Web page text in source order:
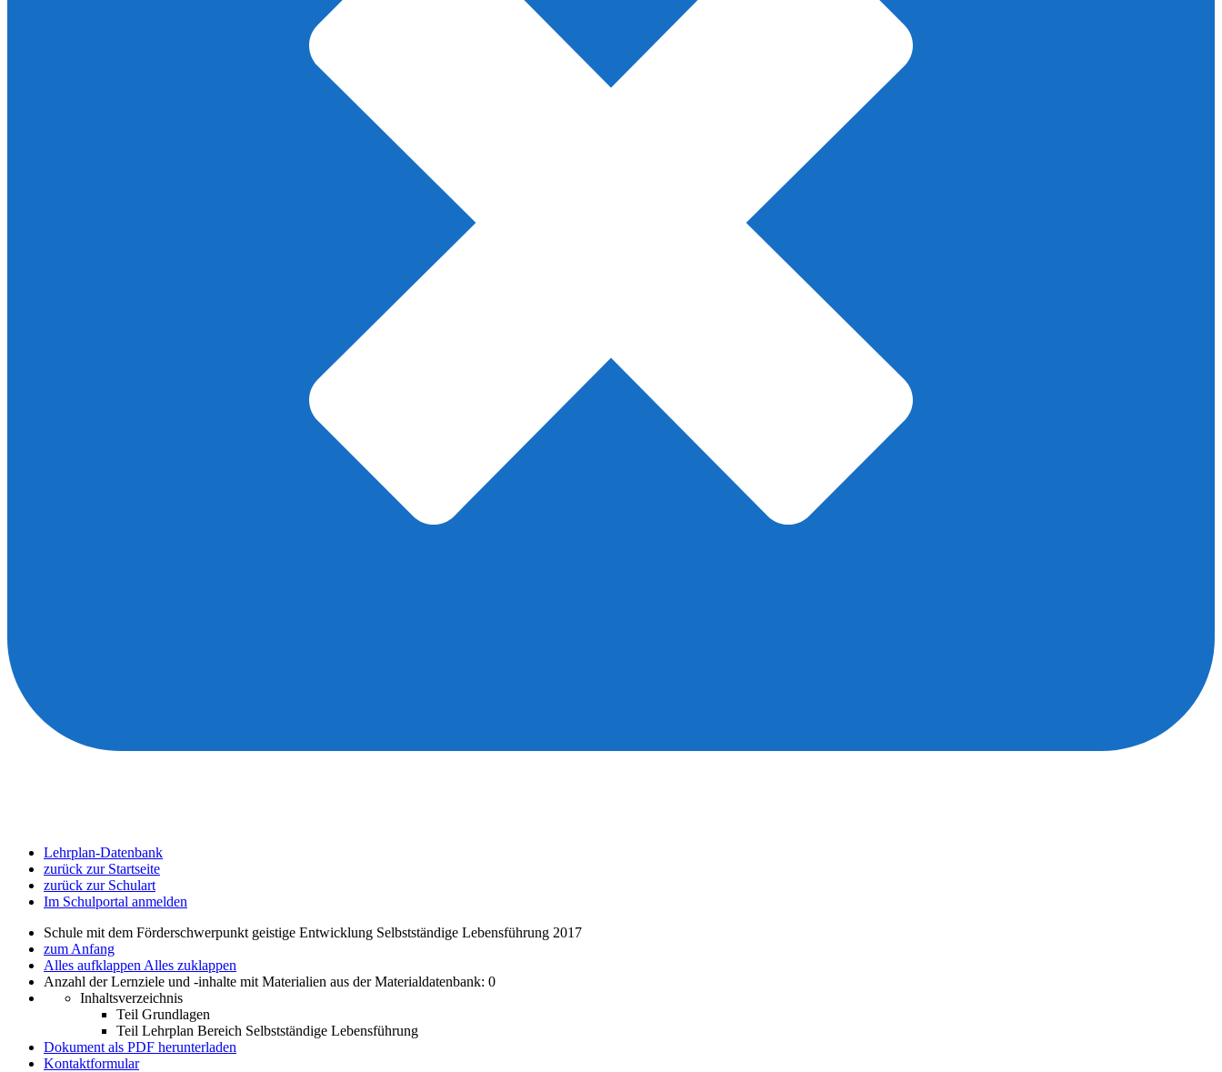
Lehrplan-Datenbank
zurück zur Startseite
zurück zur Schulart
Im Schulportal anmelden
Schule mit dem Förderschwerpunkt geistige Entwicklung Selbstständige Lebensführung 2017
zum Anfang
Alles aufklappen Alles zuklappen
Anzahl der Lernziele und -inhalte mit Materialien aus der Materialdatenbank: 0
Inhaltsverzeichnis
Teil Grundlagen
Teil Lehrplan Bereich Selbstständige Lebensführung
Dokument als PDF herunterladen
Kontaktformular